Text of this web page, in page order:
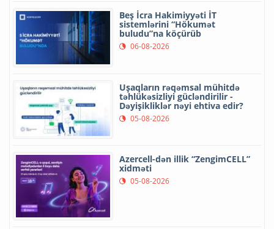
Beş İcra Hakimiyyəti İT
sistemlərini “Hökumət
buludu”na köçürüb
06-08-2026
Uşaqların rəqəmsal mühitdə
təhlükəsizliyi gücləndirilir -
Dəyişikliklər nəyi ehtiva edir?
05-08-2026
Azercell-dən illik “ZengimCELL”
xidməti
05-08-2026